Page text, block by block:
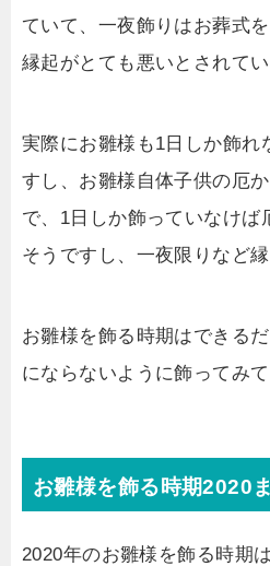
ていて、一夜飾りはお葬式
縁起がとても悪いとされてい
実際にお雛様も1日しか飾れ
すし、お雛様自体子供の厄
で、1日しか飾っていなけば
そうですし、一夜限りなど
お雛様を飾る時期はできる
にならないように飾ってみて
お雛様を飾る時期2020
2020年のお雛様を飾る時期